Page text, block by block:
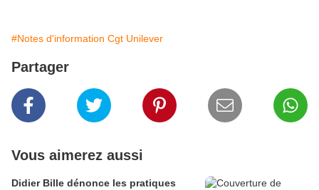
#Notes d'information Cgt Unilever
Partager
Vous aimerez aussi
Didier Bille dénonce les pratiques